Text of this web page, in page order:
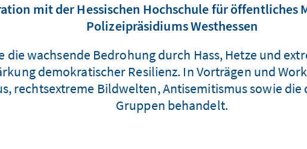
mit der Hessischen Hochschule für öffentliches
Polizeipräsidiums Westhessen
die wachsende Bedrohung durch Hass, Hetze und
demokratischer Resilienz. In Vorträgen und
rechtsextreme Bildwelten, Antisemitismus sowie
Gruppen behandelt.